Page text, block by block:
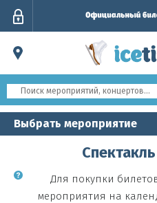
Выбрать мероприятие
Для покупки
мероприятия на